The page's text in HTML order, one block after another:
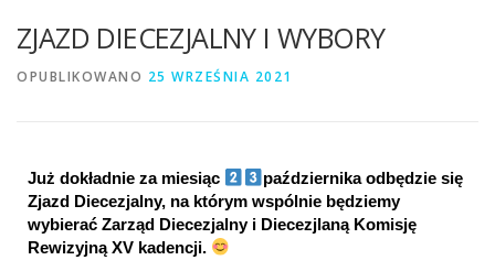
ZJAZD DIECEZJALNY I WYBORY
OPUBLIKOWANO 25 WRZEŚNIA 2021
Już dokładnie za miesiąc
października odbędzie się
Zjazd Diecezjalny, na którym wspólnie będziemy
wybierać Zarząd Diecezjalny i Diecezjlaną Komisję
Rewizyjną XV kadencji.